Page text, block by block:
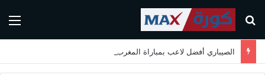
بحث عن